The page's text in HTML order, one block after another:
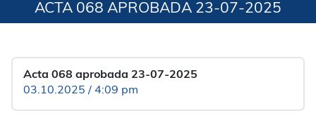
ACTA 068 APROBADA 23-07-2025
Acta 068 aprobada 23-07-2025
03.10.2025 / 4:09 pm